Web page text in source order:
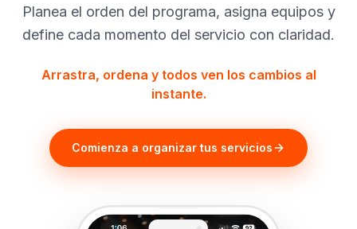
Planea el orden del programa, asigna equipos y
define cada momento del servicio con claridad.
Arrastra, ordena y todos ven los cambios al
instante.
Comienza a organizar tus servicios